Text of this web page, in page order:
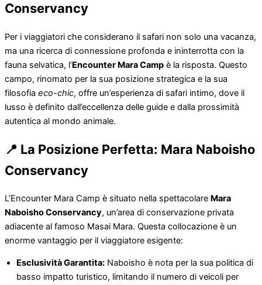
Conservancy
Per i viaggiatori che considerano il safari non solo una vacanza,
ma una ricerca di connessione profonda e ininterrotta con la
fauna selvatica, l’Encounter Mara Camp è la risposta. Questo
campo, rinomato per la sua posizione strategica e la sua
filosofia eco-chic, offre un’esperienza di safari intimo, dove il
lusso è definito dall’eccellenza delle guide e dalla prossimità
autentica al mondo animale.
📍 La Posizione Perfetta: Mara Naboisho
Conservancy
L’Encounter Mara Camp è situato nella spettacolare Mara
Naboisho Conservancy, un’area di conservazione privata
adiacente al famoso Masai Mara. Questa collocazione è un
enorme vantaggio per il viaggiatore esigente:
Esclusività Garantita: Naboisho è nota per la sua politica di
basso impatto turistico, limitando il numero di veicoli per